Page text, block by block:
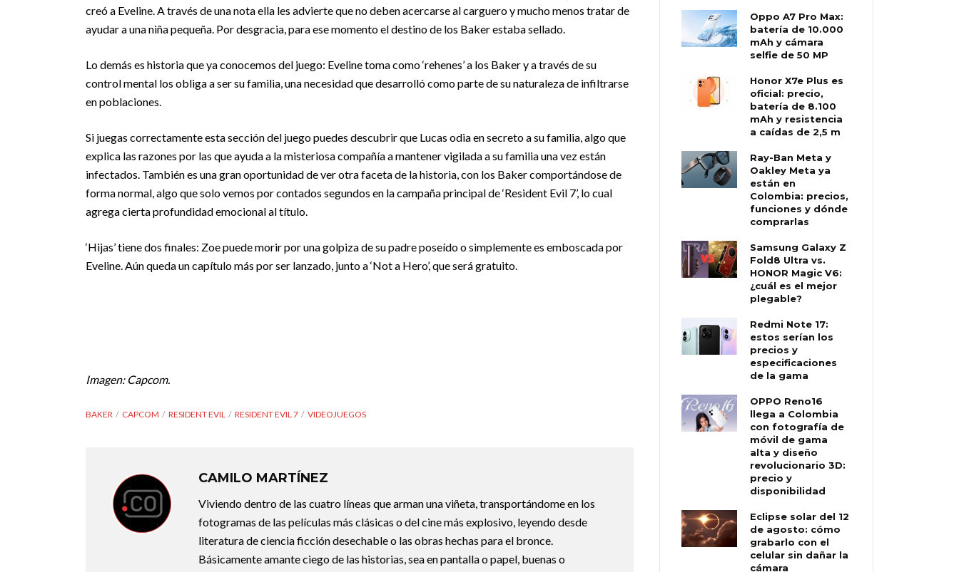
creó a Eveline. A través de una nota ella les advierte que no deben acercarse al carguero y mucho menos tratar de
ayudar a una niña pequeña. Por desgracia, para ese momento el destino de los Baker estaba sellado.
Lo demás es historia que ya conocemos del juego: Eveline toma como ‘rehenes’ a los Baker y a través de su
control mental los obliga a ser su familia, una necesidad que desarrolló como parte de su naturaleza de infiltrarse
en poblaciones.
Si juegas correctamente esta sección del juego puedes descubrir que Lucas odia en secreto a su familia, algo que
explica las razones por las que ayuda a la misteriosa compañía a mantener vigilada a su familia una vez están
infectados. También es una gran oportunidad de ver otra faceta de la historia, con los Baker comportándose de
forma normal, algo que solo vemos por contados segundos en la campaña principal de ‘Resident Evil 7’, lo cual
agrega cierta profundidad emocional al título.
‘Hijas’ tiene dos finales: Zoe puede morir por una golpiza de su padre poseído o simplemente es emboscada por
Eveline. Aún queda un capítulo más por ser lanzado, junto a ‘Not a Hero’, que será gratuito.
Imagen: Capcom.
BAKER CAPCOM RESIDENT EVIL RESIDENT EVIL 7 VIDEOJUEGOS
CAMILO MARTÍNEZ
Viviendo dentro de las cuatro líneas que arman una viñeta, transportándome en los
fotogramas de las películas más clásicas o del cine más explosivo, leyendo desde
literatura de ciencia ficción desechable o las obras hechas para el bronce.
Básicamente amante ciego de las historias, sea en pantalla o papel, buenas o
Oppo A7 Pro Max:
batería de 10.000
mAh y cámara
selfie de 50 MP
Honor X7e Plus es
oficial: precio,
batería de 8.100
mAh y resistencia
a caídas de 2,5 m
Ray-Ban Meta y
Oakley Meta ya
están en
Colombia: precios,
funciones y dónde
comprarlas
Samsung Galaxy Z
Fold8 Ultra vs.
HONOR Magic V6:
¿cuál es el mejor
plegable?
Redmi Note 17:
estos serían los
precios y
especificaciones
de la gama
OPPO Reno16
llega a Colombia
con fotografía de
móvil de gama
alta y diseño
revolucionario 3D:
precio y
disponibilidad
Eclipse solar del 12
de agosto: cómo
grabarlo con el
celular sin dañar la
cámara